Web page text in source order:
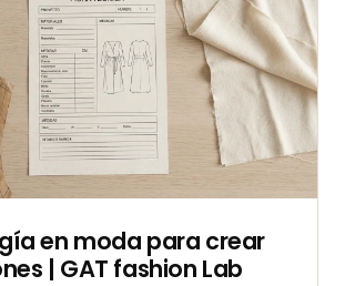
en moda para crear
| GAT fashion Lab